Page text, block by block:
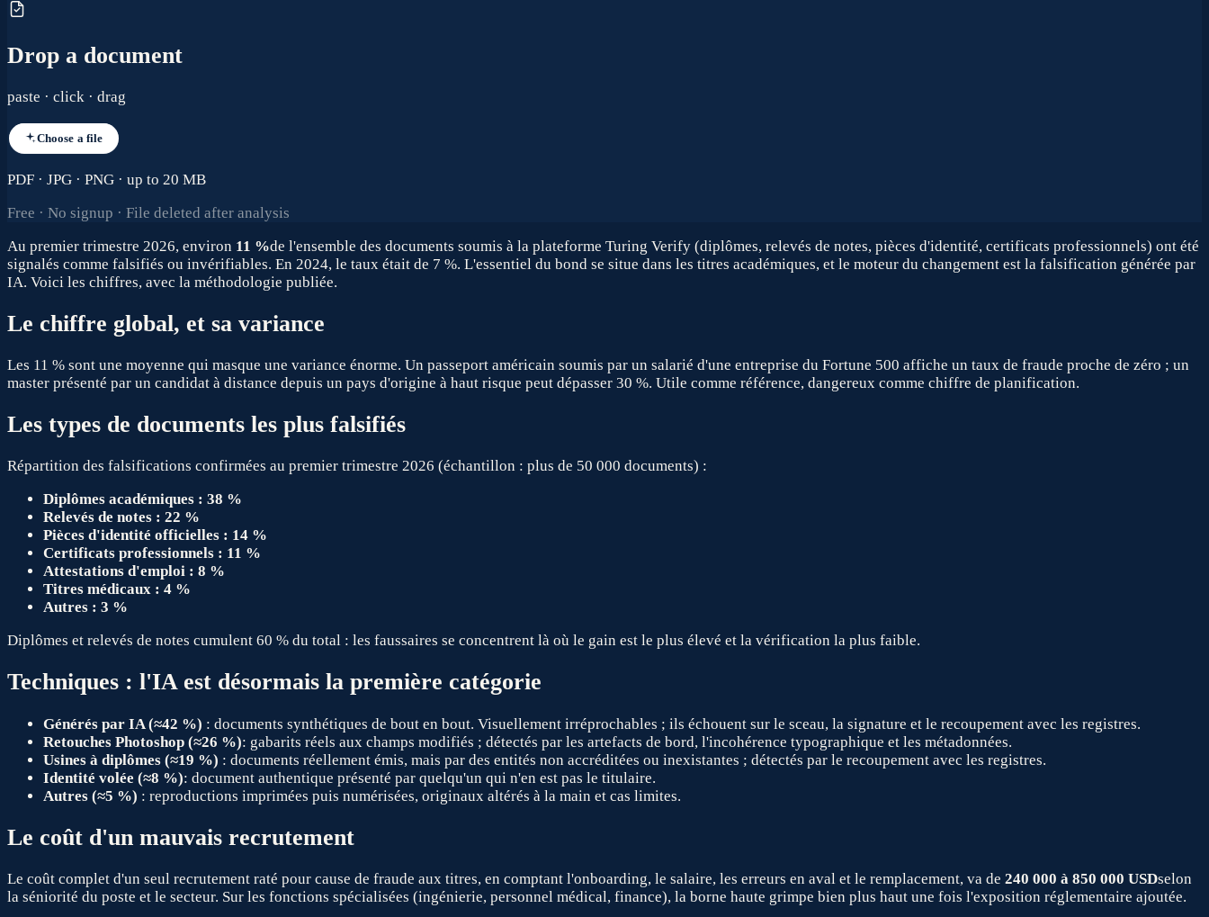
Drop a document
paste · click · drag
Choose a file
PDF · JPG · PNG · up to 20 MB
Free · No signup · File deleted after analysis
Au premier trimestre 2026, environ 11 %de l'ensemble des documents soumis à la plateforme Turing Verify (diplômes, relevés de notes, pièces d'identité, certificats professionnels) ont été
signalés comme falsifiés ou invérifiables. En 2024, le taux était de 7 %. L'essentiel du bond se situe dans les titres académiques, et le moteur du changement est la falsification générée par
IA. Voici les chiffres, avec la méthodologie publiée.
Le chiffre global, et sa variance
Les 11 % sont une moyenne qui masque une variance énorme. Un passeport américain soumis par un salarié d'une entreprise du Fortune 500 affiche un taux de fraude proche de zéro ; un
master présenté par un candidat à distance depuis un pays d'origine à haut risque peut dépasser 30 %. Utile comme référence, dangereux comme chiffre de planification.
Les types de documents les plus falsifiés
Répartition des falsifications confirmées au premier trimestre 2026 (échantillon : plus de 50 000 documents) :
Diplômes académiques : 38 %
Relevés de notes : 22 %
Pièces d'identité officielles : 14 %
Certificats professionnels : 11 %
Attestations d'emploi : 8 %
Titres médicaux : 4 %
Autres : 3 %
Diplômes et relevés de notes cumulent 60 % du total : les faussaires se concentrent là où le gain est le plus élevé et la vérification la plus faible.
Techniques : l'IA est désormais la première catégorie
Générés par IA (≈42 %) : documents synthétiques de bout en bout. Visuellement irréprochables ; ils échouent sur le sceau, la signature et le recoupement avec les registres.
Retouches Photoshop (≈26 %): gabarits réels aux champs modifiés ; détectés par les artefacts de bord, l'incohérence typographique et les métadonnées.
Usines à diplômes (≈19 %) : documents réellement émis, mais par des entités non accréditées ou inexistantes ; détectés par le recoupement avec les registres.
Identité volée (≈8 %): document authentique présenté par quelqu'un qui n'en est pas le titulaire.
Autres (≈5 %) : reproductions imprimées puis numérisées, originaux altérés à la main et cas limites.
Le coût d'un mauvais recrutement
Le coût complet d'un seul recrutement raté pour cause de fraude aux titres, en comptant l'onboarding, le salaire, les erreurs en aval et le remplacement, va de 240 000 à 850 000 USDselon
la séniorité du poste et le secteur. Sur les fonctions spécialisées (ingénierie, personnel médical, finance), la borne haute grimpe bien plus haut une fois l'exposition réglementaire ajoutée.